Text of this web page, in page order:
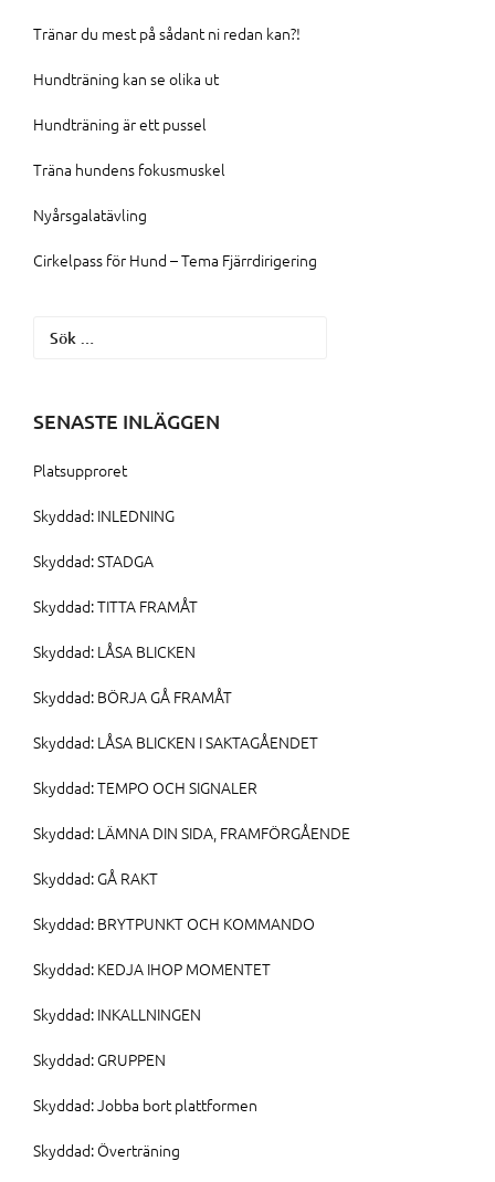
Tränar du mest på sådant ni redan kan?!
Hundträning kan se olika ut
Hundträning är ett pussel
Träna hundens fokusmuskel
Nyårsgalatävling
Cirkelpass för Hund – Tema Fjärrdirigering
Sök
SENASTE INLÄGGEN
Platsupproret
Skyddad: INLEDNING
Skyddad: STADGA
Skyddad: TITTA FRAMÅT
Skyddad: LÅSA BLICKEN
Skyddad: BÖRJA GÅ FRAMÅT
Skyddad: LÅSA BLICKEN I SAKTAGÅENDET
Skyddad: TEMPO OCH SIGNALER
Skyddad: LÄMNA DIN SIDA, FRAMFÖRGÅENDE
Skyddad: GÅ RAKT
Skyddad: BRYTPUNKT OCH KOMMANDO
Skyddad: KEDJA IHOP MOMENTET
Skyddad: INKALLNINGEN
Skyddad: GRUPPEN
Skyddad: Jobba bort plattformen
Skyddad: Överträning